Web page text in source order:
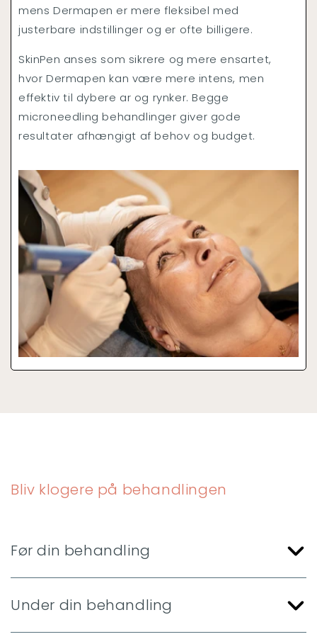
mens Dermapen er mere fleksibel med
justerbare indstillinger og er ofte billigere.
SkinPen anses som sikrere og mere ensartet,
hvor Dermapen kan være mere intens, men
effektiv til dybere ar og rynker. Begge
microneedling behandlinger giver gode
resultater afhængigt af behov og budget.
Bliv klogere på behandlingen
Før din behandling
Under din behandling